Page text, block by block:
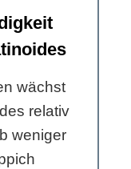
wächst
relativ
weniger